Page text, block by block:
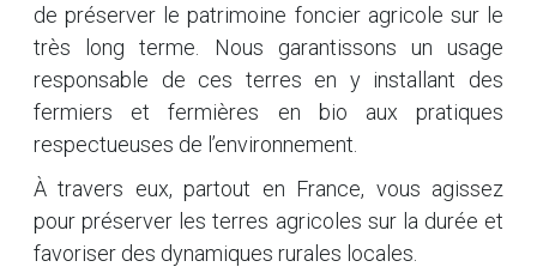
de préserver le patrimoine foncier agricole sur le
très long terme. Nous garantissons un usage
responsable de ces terres en y installant des
fermiers et fermières en bio aux pratiques
respectueuses de l’environnement.
À travers eux, partout en France, vous agissez
pour préserver les terres agricoles sur la durée et
favoriser des dynamiques rurales locales.